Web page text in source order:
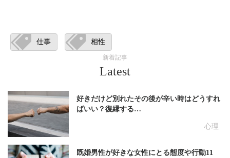
仕事 相性
新着記事
Latest
心理
好きだけど別れたその後が辛い時はどうすれ
ばいい？復縁する…
既婚男性が好きな女性にとる態度や行動11